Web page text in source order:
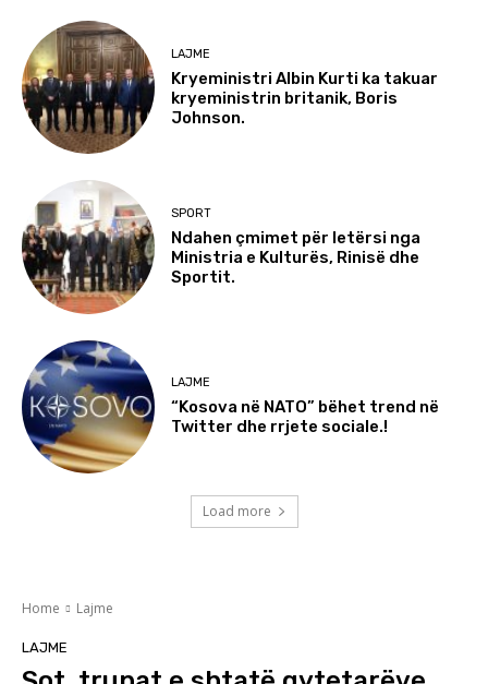
LAJME
Kryeministri Albin Kurti ka takuar
kryeministrin britanik, Boris
Johnson.
SPORT
Ndahen çmimet për letërsi nga
Ministria e Kulturës, Rinisë dhe
Sportit.
LAJME
“Kosova në NATO” bëhet trend në
Twitter dhe rrjete sociale.!
Load more